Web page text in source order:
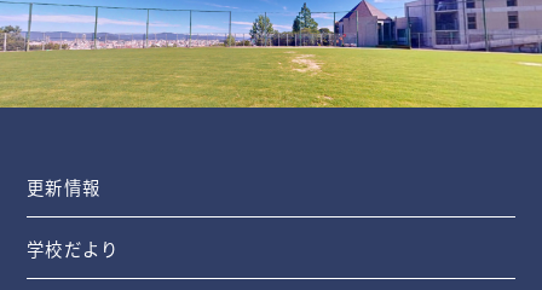
更新情報
学校だより